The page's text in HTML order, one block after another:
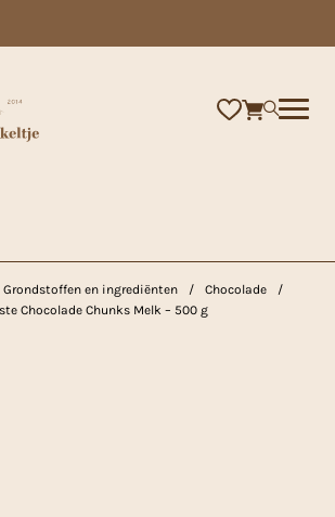
Grondstoffen en ingrediënten / Chocolade
/
Chocolade Chunks Melk – 500 g